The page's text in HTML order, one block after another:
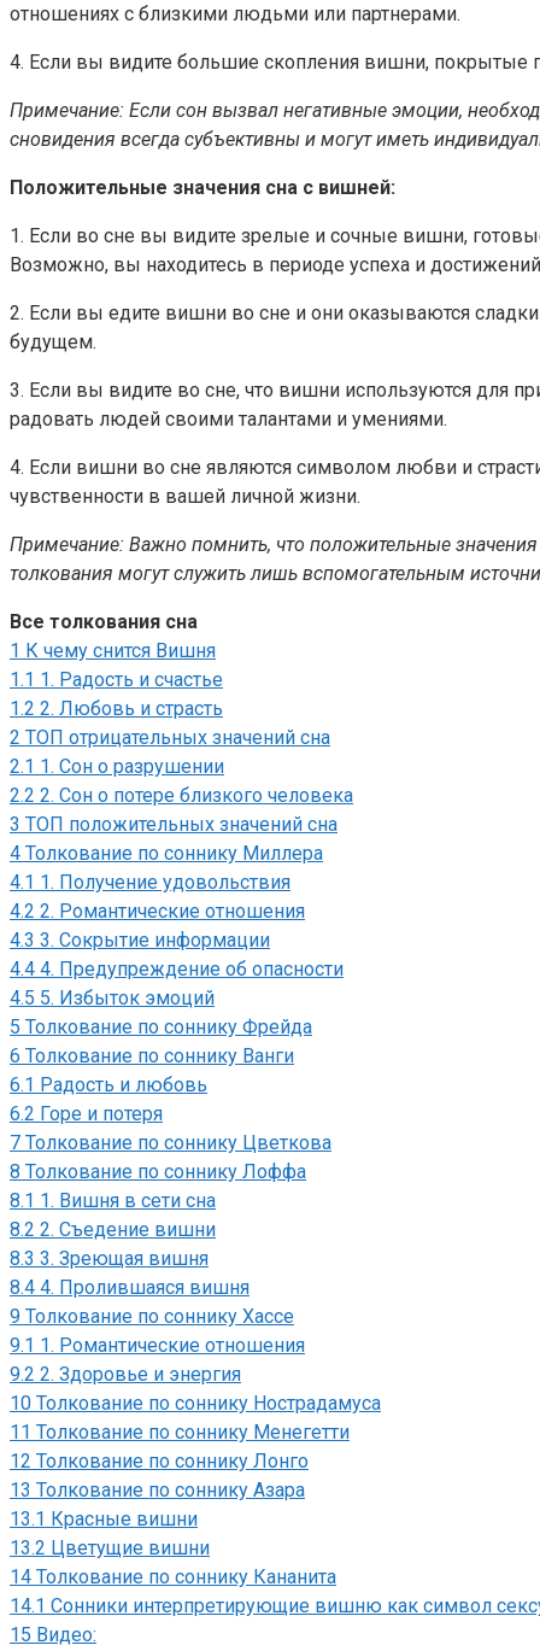
отношениях с близкими людьми или партнерами.
4. Если вы видите большие скопления вишни, покрытые
Примечание: Если сон вызвал негативные эмоции,
сновидения всегда субъективны и могут иметь
Положительные значения сна с вишней:
1. Если во сне вы видите зрелые и сочные вишни,
Возможно, вы находитесь в периоде успеха и
2. Если вы едите вишни во сне и они оказываются
будущем.
3. Если вы видите во сне, что вишни используются для
радовать людей своими талантами и умениями.
4. Если вишни во сне являются символом любви и
чувственности в вашей личной жизни.
Примечание: Важно помнить, что положительные
толкования могут служить лишь вспомогательным
Все толкования сна
1 К чему снится Вишня
1.1 1. Радость и счастье
1.2 2. Любовь и страсть
2 ТОП отрицательных значений сна
2.1 1. Сон о разрушении
2.2 2. Сон о потере близкого человека
3 ТОП положительных значений сна
4 Толкование по соннику Миллера
4.1 1. Получение удовольствия
4.2 2. Романтические отношения
4.3 3. Сокрытие информации
4.4 4. Предупреждение об опасности
4.5 5. Избыток эмоций
5 Толкование по соннику Фрейда
6 Толкование по соннику Ванги
6.1 Радость и любовь
6.2 Горе и потеря
7 Толкование по соннику Цветкова
8 Толкование по соннику Лоффа
8.1 1. Вишня в сети сна
8.2 2. Съедение вишни
8.3 3. Зреющая вишня
8.4 4. Пролившаяся вишня
9 Толкование по соннику Хассе
9.1 1. Романтические отношения
9.2 2. Здоровье и энергия
10 Толкование по соннику Нострадамуса
11 Толкование по соннику Менегетти
12 Толкование по соннику Лонго
13 Толкование по соннику Азара
13.1 Красные вишни
13.2 Цветущие вишни
14 Толкование по соннику Кананита
14.1 Сонники интерпретирующие вишню как символ
15 Видео: